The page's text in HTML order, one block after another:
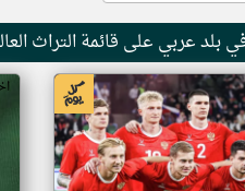
عربي على قائمة التراث